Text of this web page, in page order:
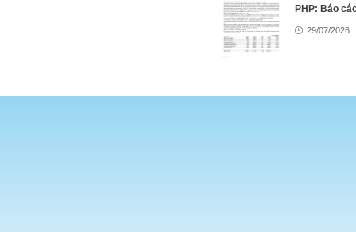
PHP: Báo
29/07/2026